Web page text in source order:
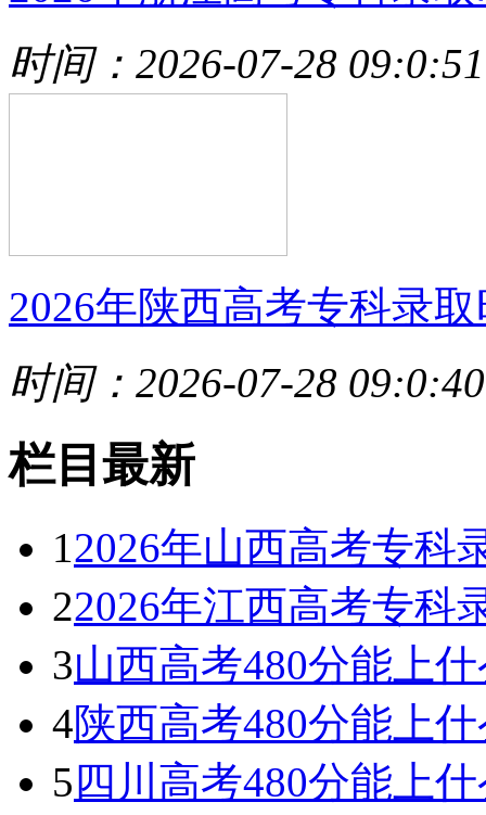
时间：2026-07-28 09:0:51
2026年陕西高考专科录
时间：2026-07-28 09:0:40
栏目最新
1 2026年山西高考专科
22026年江西高考专科
3山西高考480分能上
4陕西高考480分能上
5 四川高考480分能上